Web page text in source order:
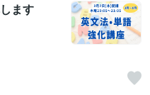
ます